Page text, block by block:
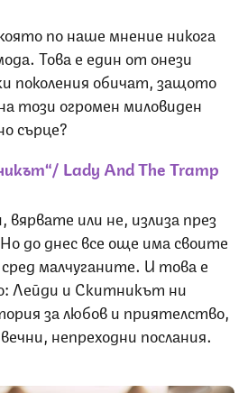
по наше мнение никога
Това е един от онези
поколения обичат, защото
този огромен миловиден
сърце?
Lady And The Tramp
или не, излиза през
до днес все още има своите
малчуганите. И това е
Лейди и Скитникът ни
за любов и приятелство,
непреходни послания.